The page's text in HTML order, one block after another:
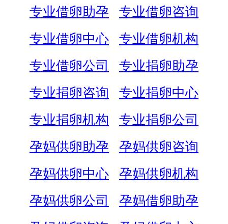
专业借卵助孕
专业借卵咨询
专业借卵中心
专业借卵机构
专业借卵公司
专业捐卵助孕
专业捐卵咨询
专业捐卵中心
专业捐卵机构
专业捐卵公司
孕妈供卵助孕
孕妈供卵咨询
孕妈供卵中心
孕妈供卵机构
孕妈供卵公司
孕妈借卵助孕